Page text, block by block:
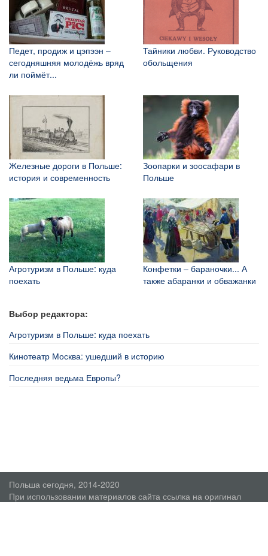
Педет, продиж и цэпээн –
сегодняшняя молодёжь вряд
ли поймёт...
Тайники любви. Руководство
обольщения
Железные дороги в Польше:
история и современность
Зоопарки и зоосафари в
Польше
Агротуризм в Польше: куда
поехать
Конфетки – бараночки... А
также абаранки и обважанки
Выбор редактора:
Агротуризм в Польше: куда поехать
Кинотеатр Москва: ушедший в историю
Последняя ведьма Европы?
Польша сегодня, 2014-2020
При использовании материалов сайта ссылка на оригинал